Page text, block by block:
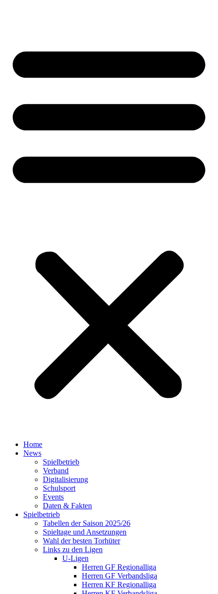
Home
News
Spielbetrieb
Verband
Digitalisierung
Schulsport
Events
Daten & Fakten
Spielbetrieb
Tabellen der Saison 2025/26
Spieltage und Ansetzungen
Wahl der besten Torhüter
Links zu den Ligen
U-Ligen
Herren GF Regionalliga
Herren GF Verbandsliga
Herren KF Regionalliga